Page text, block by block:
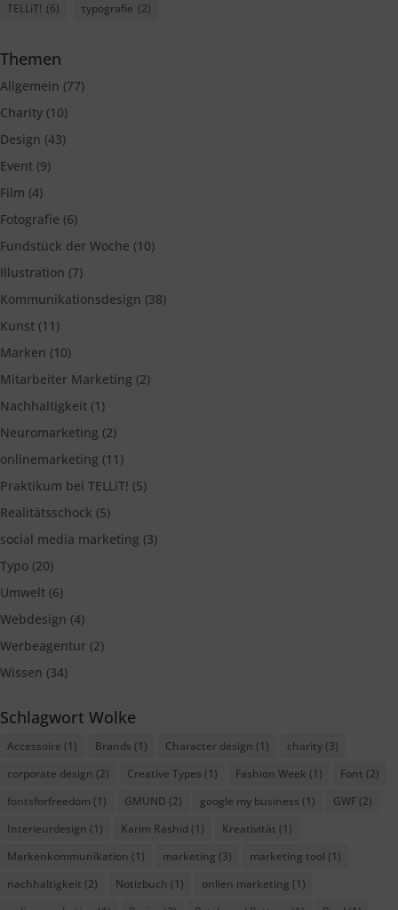
TELLiT! (6) typografie (2)
Themen
Allgemein (77)
Charity (10)
Design (43)
Event (9)
Film (4)
Fotografie (6)
Fundstück der Woche (10)
Illustration (7)
Kommunikationsdesign (38)
Kunst (11)
Marken (10)
Mitarbeiter Marketing (2)
Nachhaltigkeit (1)
Neuromarketing (2)
onlinemarketing (11)
Praktikum bei TELLiT! (5)
Realitätsschock (5)
social media marketing (3)
Typo (20)
Umwelt (6)
Webdesign (4)
Werbeagentur (2)
Wissen (34)
Schlagwort Wolke
Accessoire (1) Brands (1) Character design (1) charity (3)
corporate design (2) Creative Types (1) Fashion Week (1) Font (2)
fontsforfreedom (1) GMUND (2) google my business (1) GWF (2)
Interieurdesign (1) Karim Rashid (1) Kreativität (1)
Markenkommunikation (1) marketing (3) marketing tool (1)
nachhaltigkeit (2) Notizbuch (1) onlien marketing (1)